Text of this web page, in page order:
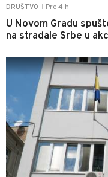
DRUŠTVO Pre 4 h
U Novom Gradu
na stradale Srbe u